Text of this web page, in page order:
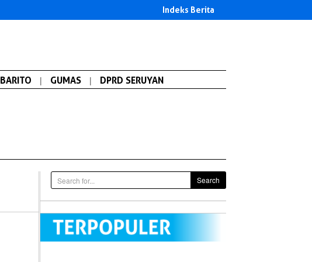
Indeks Berita
BARITO | GUMAS | DPRD SERUYAN
Search